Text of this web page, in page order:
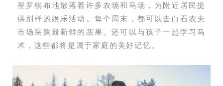
星罗棋布地散落着许多农场和马场，为附近居民提
供别样的娱乐活动。每个周末，都可以去白石农夫
市场采购最新鲜的蔬果。还可以与孩子一起学习马
术，这些都将是属于家庭的美好记忆。